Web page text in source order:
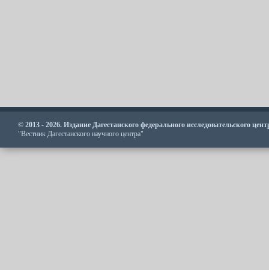
© 2013 - 2026. Издание Дагестанского федерального исследовательского
"Вестник Дагестанского научного центра"